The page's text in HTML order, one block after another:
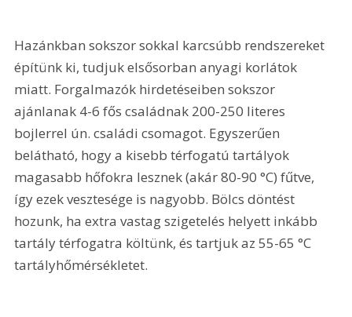
Hazánkban sokszor sokkal karcsúbb rendszereket
építünk ki, tudjuk elsősorban anyagi korlátok
miatt. Forgalmazók hirdetéseiben sokszor
ajánlanak 4-6 fős családnak 200-250 literes
bojlerrel ún. családi csomagot. Egyszerűen
belátható, hogy a kisebb térfogatú tartályok
magasabb hőfokra lesznek (akár 80-90 °C) fűtve,
így ezek vesztesége is nagyobb. Bölcs döntést
hozunk, ha extra vastag szigetelés helyett inkább
tartály térfogatra költünk, és tartjuk az 55-65 °C
tartályhőmérsékletet.